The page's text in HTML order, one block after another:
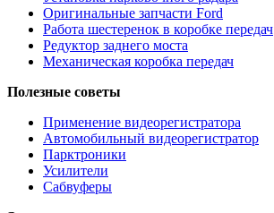
Оригинальные запчасти Ford
Работа шестеренок в коробке передач
Редуктор заднего моста
Механическая коробка передач
Полезные советы
Применение видеорегистратора
Автомобильный видеорегистратор
Парктроники
Усилители
Cабвуферы